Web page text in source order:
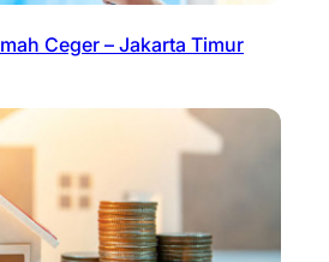
Ceger – Jakarta Timur